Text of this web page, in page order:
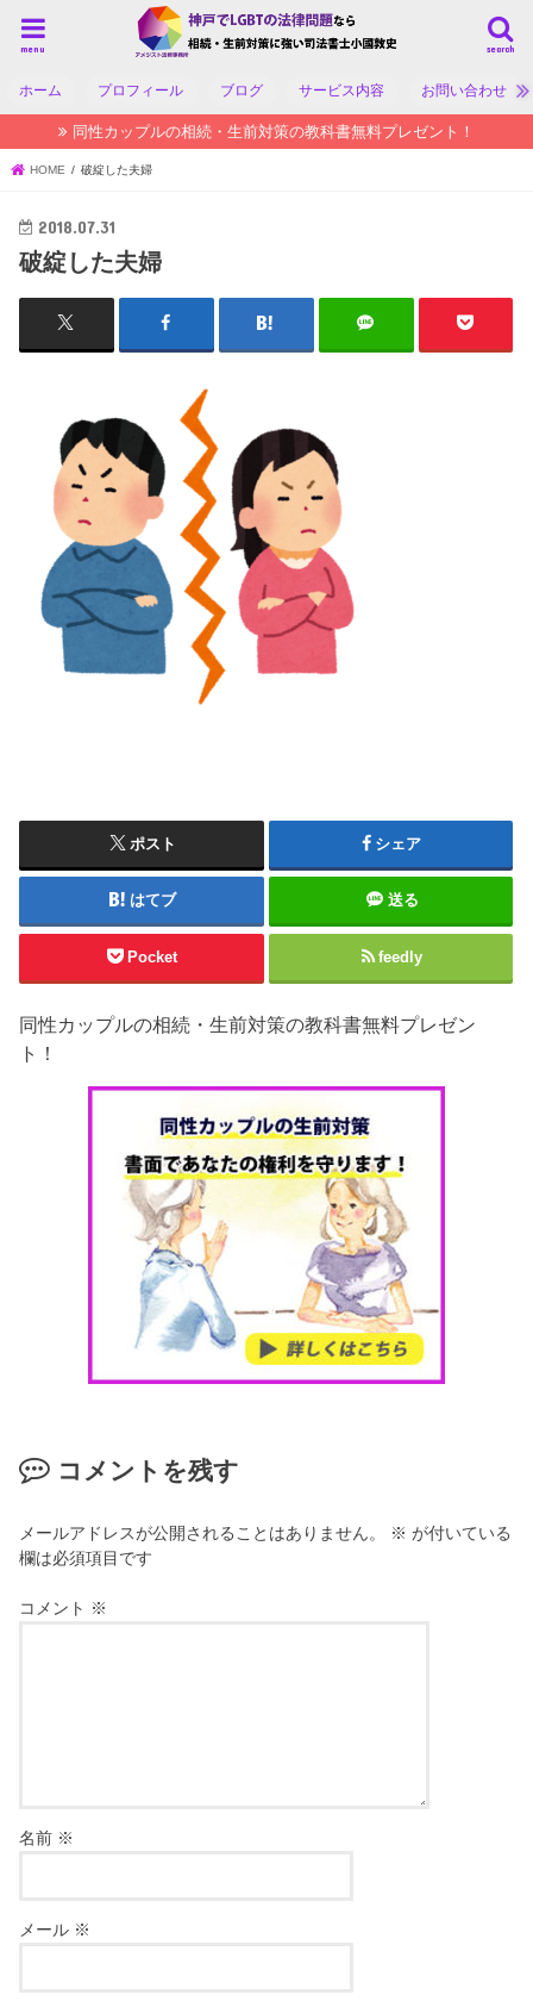
search
menu
ホーム プロフィール ブログ サービス内容 お問い合わせ
同性カップルの相続・生前対策の教科書無料プレゼント！
HOME 破綻した夫婦
2018.07.31
破綻した夫婦
ポスト シェア
はてブ 送る
Pocket feedly
同性カップルの相続・生前対策の教科書無料プレゼン
ト！
コメントを残す
メールアドレスが公開されることはありません。 ※ が付いている
欄は必須項目です
コメント ※
名前 ※
メール ※